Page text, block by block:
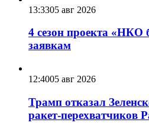
13:3305 авг 2026
4 сезон проекта «НКО
заявкам
12:4005 авг 2026
Трамп отказал
ракет-перехватчиков